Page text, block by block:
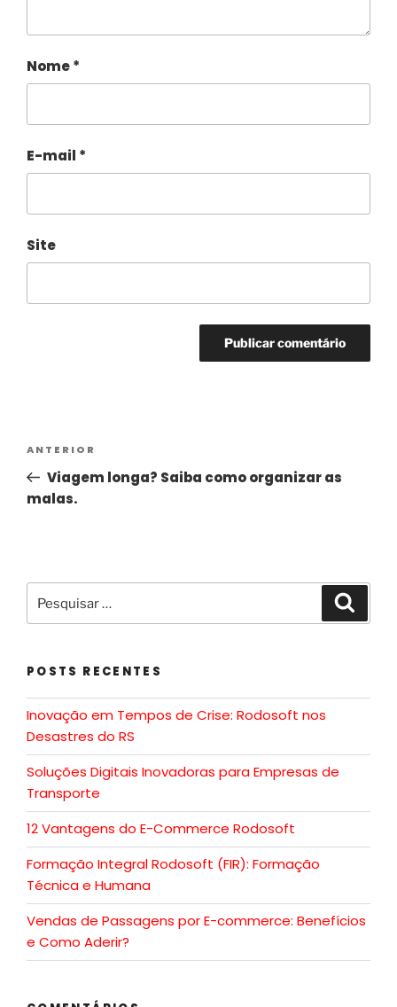
Nome*
E-mail *
Site
ANTERIOR
Viagem longa? Saiba como organizar as
malas.
POSTS RECENTES
Inovação em Tempos de Crise: Rodosoft nos
Desastres do RS
Soluções Digitais Inovadoras para Empresas de
Transporte
12 Vantagens do E-Commerce Rodosoft
Formação Integral Rodosoft (FIR): Formação
Técnica e Humana
Vendas de Passagens por E-commerce: Benefícios
e Como Aderir?